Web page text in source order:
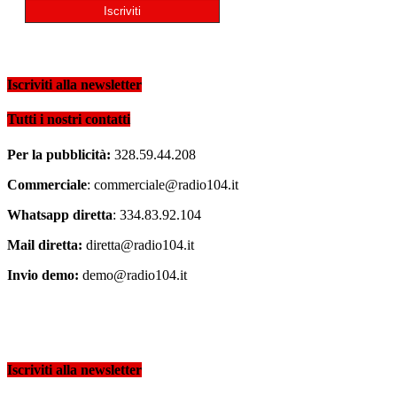
Iscriviti alla newsletter
Tutti i nostri contatti
Per la pubblicità: 328.59.44.208
Commerciale: commerciale@radio104.it
Whatsapp diretta: 334.83.92.104
Mail diretta: diretta@radio104.it
Invio demo: demo@radio104.it
Iscriviti alla newsletter